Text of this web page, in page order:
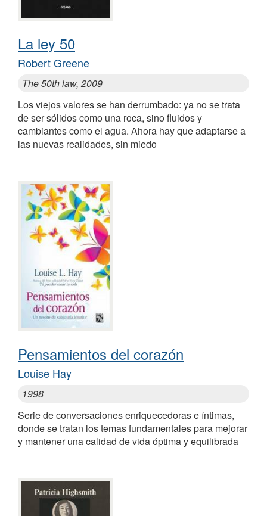
La ley 50
Robert Greene
The 50th law, 2009
Los viejos valores se han derrumbado: ya no se trata
de ser sólidos como una roca, sino fluidos y
cambiantes como el agua. Ahora hay que adaptarse a
las nuevas realidades, sin miedo
Pensamientos del corazón
Louise Hay
1998
Serie de conversaciones enriquecedoras e íntimas,
donde se tratan los temas fundamentales para mejorar
y mantener una calidad de vida óptima y equilibrada